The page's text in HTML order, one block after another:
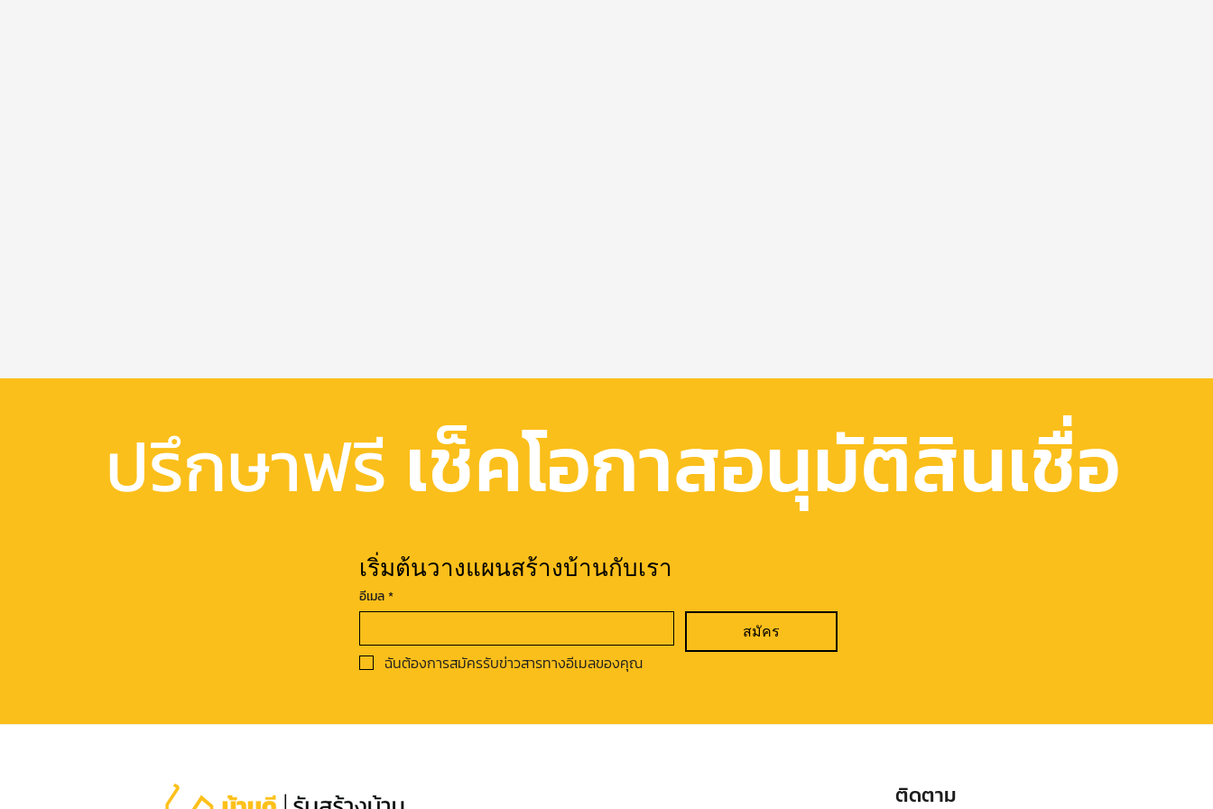
ปรึกษาฟรี เช็คโอกาสอนุมัติสินเชื่อ
เริ่มต้นวางแผนสร้างบ้านกับเรา
อีเมล*
สมัคร
ฉันต้องการสมัครรับข่าวสารทางอีเมลของคุณ
ติดตาม